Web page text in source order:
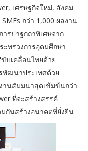
เศรษฐกิจใหม่, สังคม
กว่า 1,000 ผลงาน
รปาฐกถาพิเศษจาก
ทรวงการอุดมศึกษา
บเคลื่อนไทยด้วย
พัฒนาประเทศด้วย
านสัมมนาสุดเข้มข้นกว่า
ที่จะสร้างสรรค์
มกันสร้างอนาคตที่ยั่งยืน